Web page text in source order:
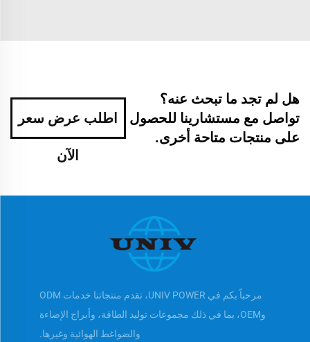
هل لم تجد ما تبحث عنه؟
تواصل مع مستشارينا للحصول
على منتجات متاحة أخرى.
اطلب عرض سعر
الآن
مرحباً بكم في UNIV POWER، تقدم منتجاتنا خدمات ODM
وOEM، بما في ذلك مجموعات توليد الطاقة، وأبراج الإضاءة
والضواغط الهوائية وغيرها.